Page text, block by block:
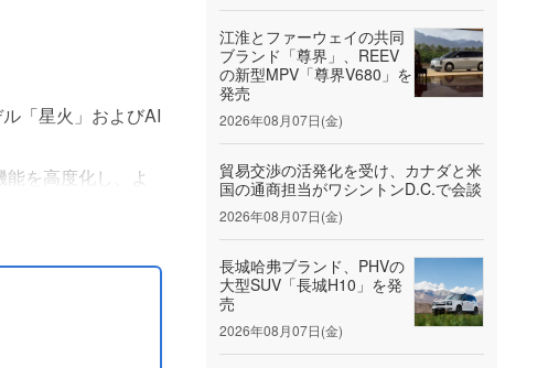
「星火」およびAI
を高度化し、よ
江淮とファーウェイの共同
ブランド「尊界」、REEV
の新型MPV「尊界V680」を
発売
2026年08月07日(金)
貿易交渉の活発化を受け、カナダと米
国の通商担当がワシントンD.C.で会談
2026年08月07日(金)
長城哈弗ブランド、PHVの
大型SUV「長城H10」を発
売
2026年08月07日(金)